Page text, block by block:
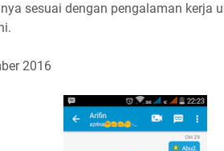
sesuai dengan pengalaman kerja
2016